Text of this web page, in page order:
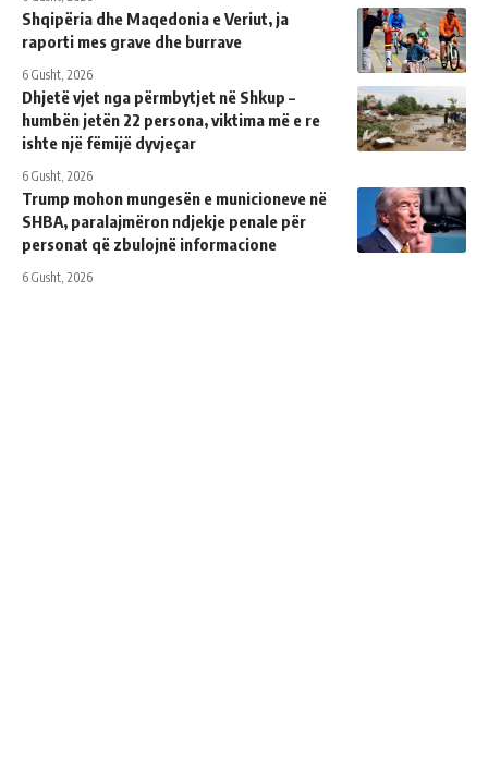
Shqipëria dhe Maqedonia e Veriut, ja
raporti mes grave dhe burrave
6 Gusht, 2026
Dhjetë vjet nga përmbytjet në Shkup –
humbën jetën 22 persona, viktima më e re
ishte një fëmijë dyvjeçar
6 Gusht, 2026
Trump mohon mungesën e municioneve në
SHBA, paralajmëron ndjekje penale për
personat që zbulojnë informacione
6 Gusht, 2026